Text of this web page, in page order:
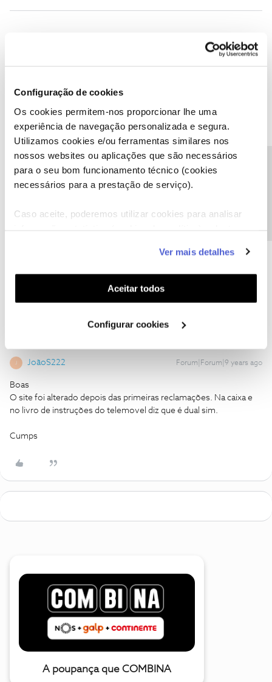
Configuração de cookies
Os cookies permitem-nos proporcionar lhe uma
experiência de navegação personalizada e segura.
Utilizamos cookies e/ou ferramentas similares nos
nossos websites ou aplicações que são necessários
para o seu bom funcionamento técnico (cookies
necessários para a prestação de serviço).
Caso aceite, poderemos utilizar cookies para analisar
funcionalidades (cookies de personalização e
funcionalidade) e adaptar anúncios aos seus interesses
(cookies de publicidade personalizada). Pode gerir a
utilização dos cookies clicando em "Configurar
Ver mais detalhes
Aceitar todos
Configurar cookies
Forum|Forum|9 years ago
dual sim, por que carga de agua ele não é dual sim?
Cumpts.
IFB Forum|Forum|9 years ago
Boas Fernando,
The Cat who drinks wine, and knows stuff
JoãoS222 Forum|Forum|9 years ago
Boas
O site foi alterado depois das primeiras reclamações. Na caixa e
no livro de instruções do telemovel diz que é dual sim.
Cumps
A poupança que COMBINA